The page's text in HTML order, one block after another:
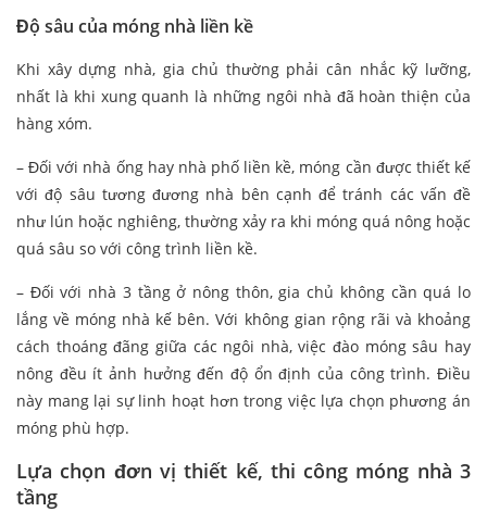
Độ sâu của móng nhà liền kề
Khi xây dựng nhà, gia chủ thường phải cân nhắc kỹ lưỡng,
nhất là khi xung quanh là những ngôi nhà đã hoàn thiện của
hàng xóm.
– Đối với nhà ống hay nhà phố liền kề, móng cần được thiết kế
với độ sâu tương đương nhà bên cạnh để tránh các vấn đề
như lún hoặc nghiêng, thường xảy ra khi móng quá nông hoặc
quá sâu so với công trình liền kề.
– Đối với nhà 3 tầng ở nông thôn, gia chủ không cần quá lo
lắng về móng nhà kế bên. Với không gian rộng rãi và khoảng
cách thoáng đãng giữa các ngôi nhà, việc đào móng sâu hay
nông đều ít ảnh hưởng đến độ ổn định của công trình. Điều
này mang lại sự linh hoạt hơn trong việc lựa chọn phương án
móng phù hợp.
Lựa chọn đơn vị thiết kế, thi công móng nhà 3
tầng